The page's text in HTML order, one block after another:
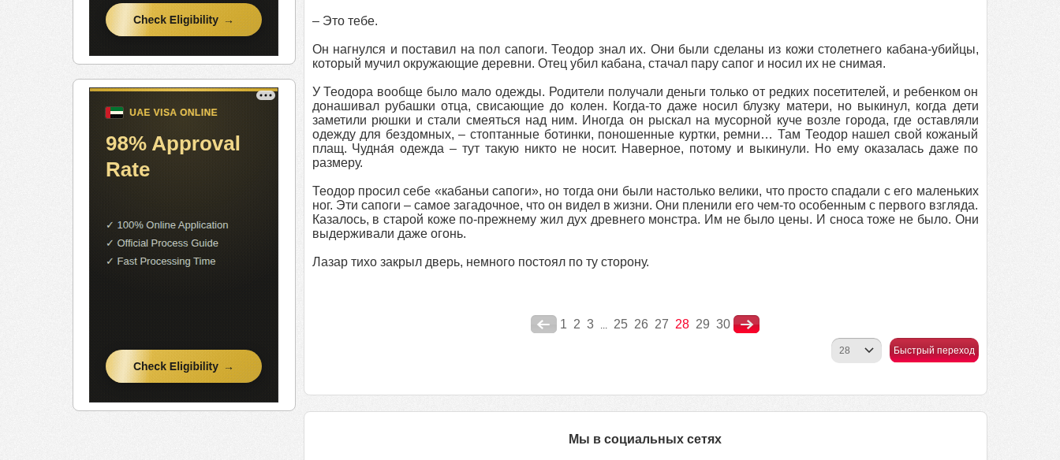
– Это тебе.
Он нагнулся и поставил на пол сапоги. Теодор знал их. Они были сделаны из кожи столетнего кабана-убийцы,
который мучил окружающие деревни. Отец убил кабана, стачал пару сапог и носил их не снимая.
У Теодора вообще было мало одежды. Родители получали деньги только от редких посетителей, и ребенком он
донашивал рубашки отца, свисающие до колен. Когда-то даже носил блузку матери, но выкинул, когда дети
заметили рюшки и стали смеяться над ним. Иногда он рыскал на мусорной куче возле города, где оставляли
одежду для бездомных, – стоптанные ботинки, поношенные куртки, ремни… Там Теодор нашел свой кожаный
плащ. Чудна́я одежда – тут такую никто не носит. Наверное, потому и выкинули. Но ему оказалась даже по
размеру.
Теодор просил себе «кабаньи сапоги», но тогда они были настолько велики, что просто спадали с его маленьких
ног. Эти сапоги – самое загадочное, что он видел в жизни. Они пленили его чем-то особенным с первого взгляда.
Казалось, в старой коже по-прежнему жил дух древнего монстра. Им не было цены. И сноса тоже не было. Они
выдерживали даже огонь.
Лазар тихо закрыл дверь, немного постоял по ту сторону.
1 2 3 ... 25 26 27 28 29 30
Быстрый переход
Мы в социальных сетях